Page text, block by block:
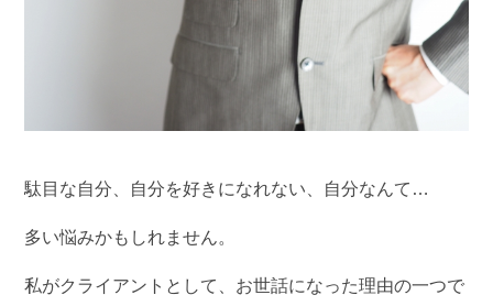
駄目な自分、自分を好きになれない、自分なんて…
多い悩みかもしれません。
私がクライアントとして、お世話になった理由の一つで